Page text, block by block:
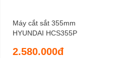
Máy cắt sắt 355mm
HYUNDAI HCS355P
2.580.000đ